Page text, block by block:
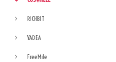
RICHBIT
YADEA
FreeMile